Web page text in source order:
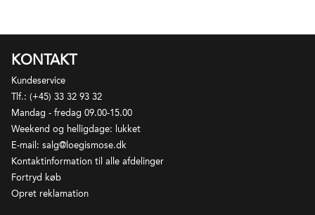
KONTAKT
Kundeservice
Tlf.: (+45) 33 32 93 32
Mandag - fredag 09.00-15.00
Weekend og helligdage: lukket
E-mail: salg@loegismose.dk
Kontaktinformation til alle afdelinger
Fortryd køb
Opret reklamation